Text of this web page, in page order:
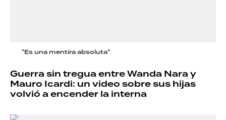
"Es una mentira absoluta"
Guerra sin tregua entre Wanda Nara y
Mauro Icardi: un video sobre sus hijas
volvió a encender la interna